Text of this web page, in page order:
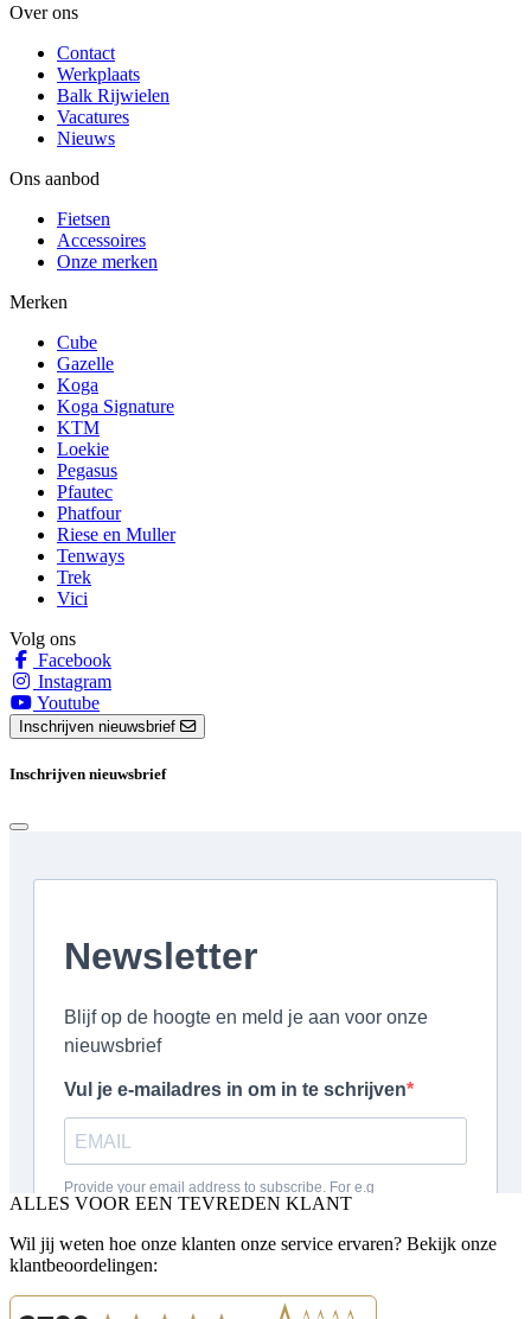
Over ons
Contact
Werkplaats
Balk Rijwielen
Vacatures
Nieuws
Ons aanbod
Fietsen
Accessoires
Onze merken
Merken
Cube
Gazelle
Koga
Koga Signature
KTM
Loekie
Pegasus
Pfautec
Phatfour
Riese en Muller
Tenways
Trek
Vici
Volg ons
Facebook
Instagram
Youtube
Inschrijven nieuwsbrief
Inschrijven nieuwsbrief
ALLES VOOR EEN TEVREDEN KLANT
Wil jij weten hoe onze klanten onze service ervaren? Bekijk onze
klantbeoordelingen: